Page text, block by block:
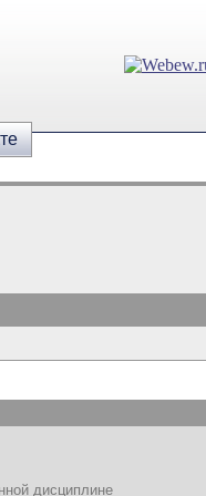
дисциплине